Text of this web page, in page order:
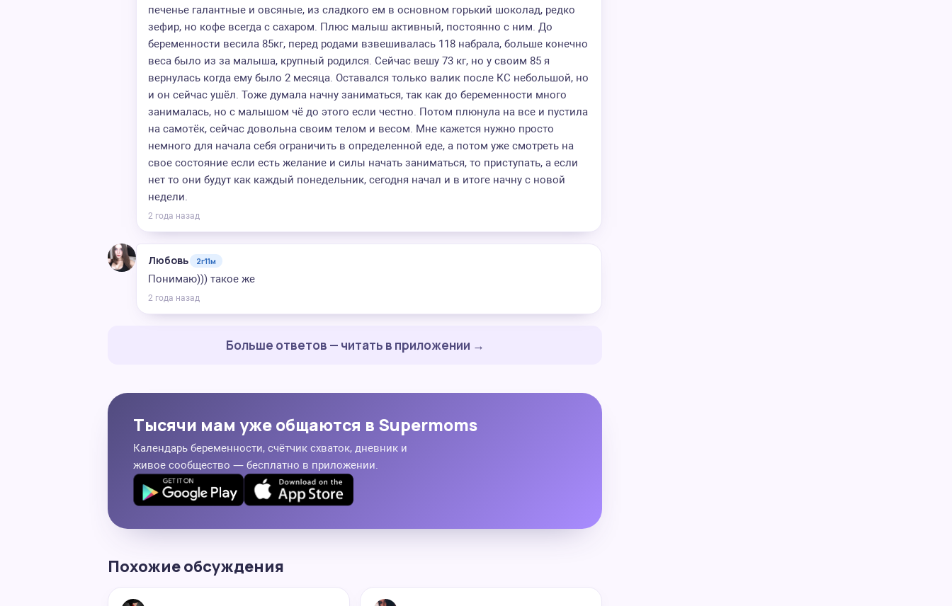
печенье галантные и овсяные, из сладкого ем в основном горький шоколад, редко
зефир, но кофе всегда с сахаром. Плюс малыш активный, постоянно с ним. До
беременности весила 85кг, перед родами взвешивалась 118 набрала, больше конечно
веса было из за малыша, крупный родился. Сейчас вешу 73 кг, но у своим 85 я
вернулась когда ему было 2 месяца. Оставался только валик после КС небольшой, но
и он сейчас ушёл. Тоже думала начну заниматься, так как до беременности много
занималась, но с малышом чё до этого если честно. Потом плюнула на все и пустила
на самотёк, сейчас довольна своим телом и весом. Мне кажется нужно просто
немного для начала себя ограничить в определенной еде, а потом уже смотреть на
свое состояние если есть желание и силы начать заниматься, то приступать, а если
нет то они будут как каждый понедельник, сегодня начал и в итоге начну с новой
недели.
2 года назад
Любовь 2г11м
Понимаю))) такое же
2 года назад
Больше ответов — читать в приложении →
Тысячи мам уже общаются в Supermoms
Календарь беременности, счётчик схваток, дневник и
живое сообщество — бесплатно в приложении.
Похожие обсуждения